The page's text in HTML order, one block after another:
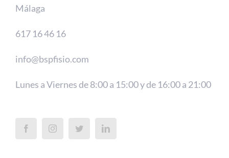
Málaga
617 16 46 16
info@bspfisio.com
Lunes a Viernes de 8:00 a 15:00 y de 16:00 a 21:00